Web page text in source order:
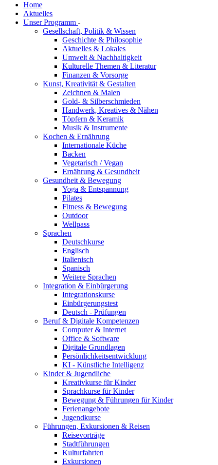
Home
Aktuelles
Unser Programm -
Gesellschaft, Politik & Wissen
Geschichte & Philosophie
Aktuelles & Lokales
Umwelt & Nachhaltigkeit
Kulturelle Themen & Literatur
Finanzen & Vorsorge
Kunst, Kreativität & Gestalten
Zeichnen & Malen
Gold- & Silberschmieden
Handwerk, Kreatives & Nähen
Töpfern & Keramik
Musik & Instrumente
Kochen & Ernährung
Internationale Küche
Backen
Vegetarisch / Vegan
Ernährung & Gesundheit
Gesundheit & Bewegung
Yoga & Entspannung
Pilates
Fitness & Bewegung
Outdoor
Wellpass
Sprachen
Deutschkurse
Englisch
Italienisch
Spanisch
Weitere Sprachen
Integration & Einbürgerung
Integrationskurse
Einbürgerungstest
Deutsch - Prüfungen
Beruf & Digitale Kompetenzen
Computer & Internet
Office & Software
Digitale Grundlagen
Persönlichkeitsentwicklung
KI - Künstliche Intelligenz
Kinder & Jugendliche
Kreativkurse für Kinder
Sprachkurse für Kinder
Bewegung & Führungen für Kinder
Ferienangebote
Jugendkurse
Führungen, Exkursionen & Reisen
Reisevorträge
Stadtführungen
Kulturfahrten
Exkursionen